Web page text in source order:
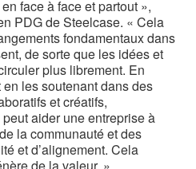
face à face et partout »,
PDG de Steelcase. « Cela
fondamentaux dans
de sorte que les idées et
plus librement. En
les soutenant dans des
et créatifs,
aider une entreprise à
la communauté et des
et d’alignement. Cela
de la valeur. »